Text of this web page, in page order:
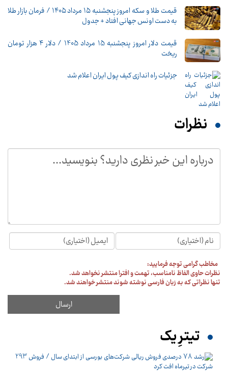
قیمت طلا و سکه امروز پنجشنبه ۱۵ مرداد ۱۴۰۵ / فرمان بازار طلا
به دست اونس جهانی افتاد + جدول
قیمت دلار امروز پنجشنبه 15 مرداد 1405 / دلار ۴ هزار تومان
ریخت
جزئیات راه اندازی کیف پول ایران اعلام شد
نظرات
مخاطب گرامی توجه فرمایید:
نظرات حاوی الفاظ نامناسب، تهمت و افترا منتشر نخواهد شد.
تنها نظراتی که به زبان فارسی نوشته شوند منتشر خواهند شد.
تیترِ یک